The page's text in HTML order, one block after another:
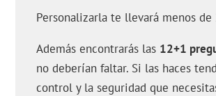
Personalizarla te llevará menos
Además encontrarás las 12+1
no deberían faltar. Si las haces
control y la seguridad que